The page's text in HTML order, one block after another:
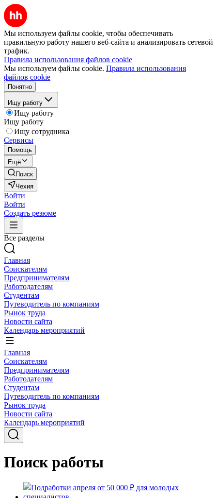
Мы используем файлы cookie, чтобы обеспечивать
правильную работу нашего веб-сайта и анализировать сетевой
трафик.
Правила использования файлов cookie
Мы используем файлы cookie. Правила использования
файлов cookie
Понятно
Ищу работу
Ищу работу
Ищу работу
Ищу сотрудника
Сервисы
Помощь
Ещё
Поиск
Чехия
Войти
Войти
Создать резюме
Все разделы
Главная
Соискателям
Предпринимателям
Работодателям
Студентам
Путеводитель по компаниям
Рынок труда
Новости сайта
Календарь мероприятий
Главная
Соискателям
Предпринимателям
Работодателям
Студентам
Путеводитель по компаниям
Рынок труда
Новости сайта
Календарь мероприятий
Поиск работы